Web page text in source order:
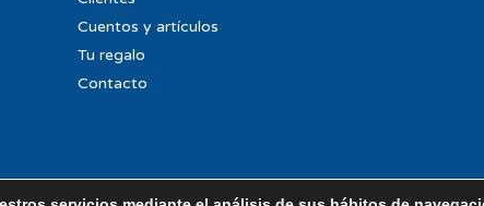
Cuentos y artículos
Tu regalo
Contacto